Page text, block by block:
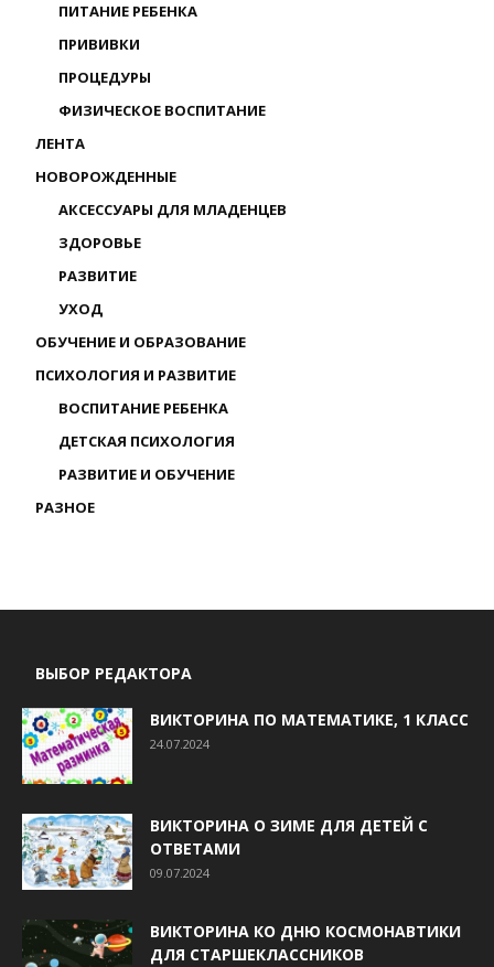
ПИТАНИЕ РЕБЕНКА
ПРИВИВКИ
ПРОЦЕДУРЫ
ФИЗИЧЕСКОЕ ВОСПИТАНИЕ
ЛЕНТА
НОВОРОЖДЕННЫЕ
АКСЕССУАРЫ ДЛЯ МЛАДЕНЦЕВ
ЗДОРОВЬЕ
РАЗВИТИЕ
УХОД
ОБУЧЕНИЕ И ОБРАЗОВАНИЕ
ПСИХОЛОГИЯ И РАЗВИТИЕ
ВОСПИТАНИЕ РЕБЕНКА
ДЕТСКАЯ ПСИХОЛОГИЯ
РАЗВИТИЕ И ОБУЧЕНИЕ
РАЗНОЕ
ВЫБОР РЕДАКТОРА
ВИКТОРИНА ПО МАТЕМАТИКЕ, 1 КЛАСС
24.07.2024
ВИКТОРИНА О ЗИМЕ ДЛЯ ДЕТЕЙ С
ОТВЕТАМИ
09.07.2024
ВИКТОРИНА КО ДНЮ КОСМОНАВТИКИ
ДЛЯ СТАРШЕКЛАССНИКОВ